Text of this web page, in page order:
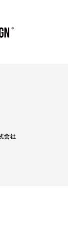
会社